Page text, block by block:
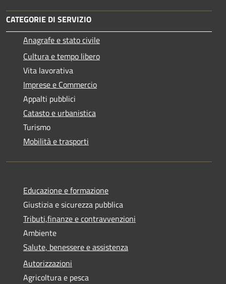
CATEGORIE DI SERVIZIO
Anagrafe e stato civile
Cultura e tempo libero
Vita lavorativa
Imprese e Commercio
Appalti pubblici
Catasto e urbanistica
Turismo
Mobilità e trasporti
Educazione e formazione
Giustizia e sicurezza pubblica
Tributi,finanze e contravvenzioni
Ambiente
Salute, benessere e assistenza
Autorizzazioni
Agricoltura e pesca